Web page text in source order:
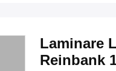
Laminare
Reinbank